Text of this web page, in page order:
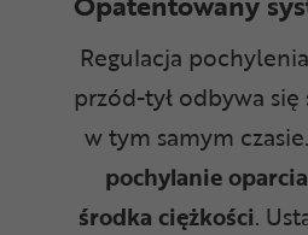
Regulacja
przód-tył odbywa
w tym samym
pochylanie
środka ciężkości.